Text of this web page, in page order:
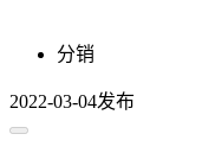
分销
2022-03-04发布